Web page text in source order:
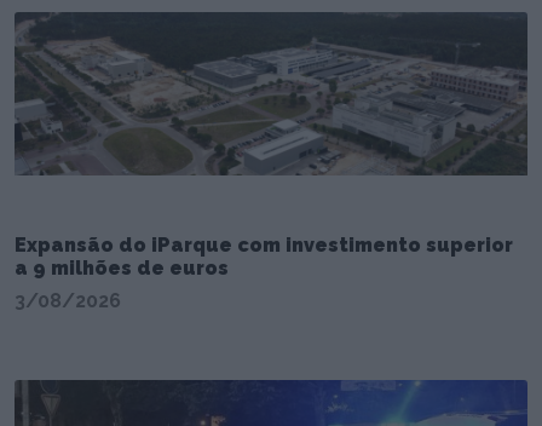
Expansão do iParque com investimento superior
a 9 milhões de euros
3/08/2026